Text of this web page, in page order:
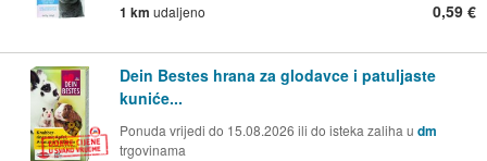
1 km udaljeno 0,59 €
Dein Bestes hrana za glodavce i patuljaste
kuniće...
Ponuda vrijedi do 15.08.2026 ili do isteka zaliha u dm
trgovinama